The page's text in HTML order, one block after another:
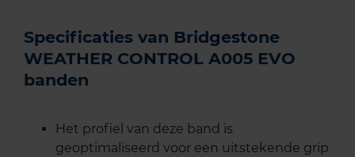
Specificaties van Bridgestone
WEATHER CONTROL A005 EVO
banden
Het profiel van deze band is
geoptimaliseerd voor een uitstekende grip